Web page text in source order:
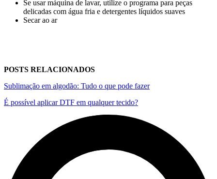
Se usar máquina de lavar, utilize o programa para peças
delicadas com água fria e detergentes líquidos suaves
Secar ao ar
POSTS RELACIONADOS
Sublimação em algodão: Tudo o que pode fazer
É possível aplicar DTF em qualquer tecido?